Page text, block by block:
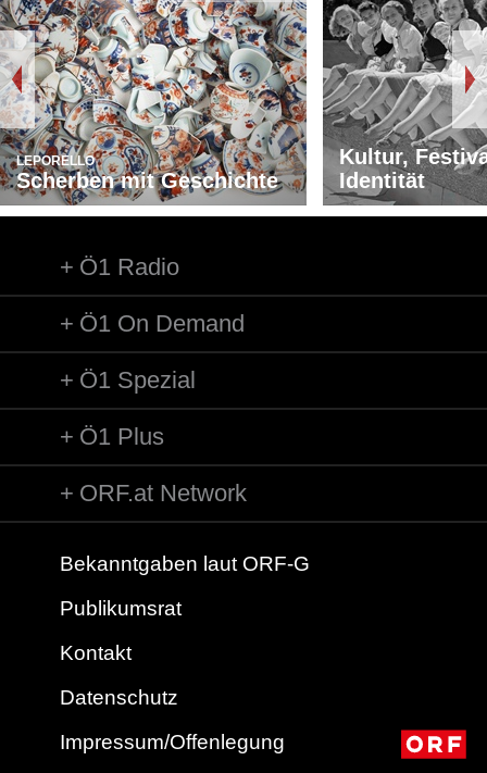
LEPORELLO
Scherben mit Geschichte
Kultur,
Identität
Ö1 Radio
Ö1 On Demand
Ö1 Spezial
Ö1 Plus
ORF.at Network
Bekanntgaben laut ORF-G
Publikumsrat
Kontakt
Datenschutz
Impressum/Offenlegung